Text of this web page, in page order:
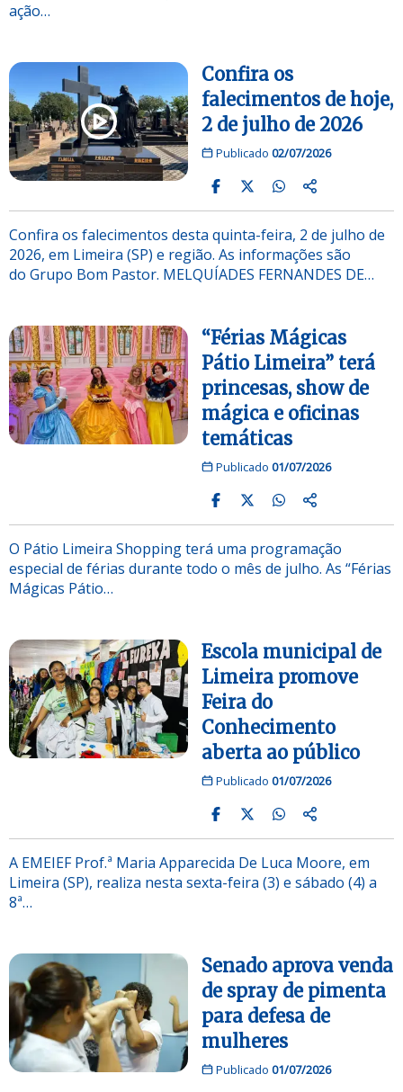
ação…
Confira os
falecimentos de hoje,
2 de julho de 2026
Publicado 02/07/2026
Confira os falecimentos desta quinta-feira, 2 de julho de
2026, em Limeira (SP) e região. As informações são
do Grupo Bom Pastor. MELQUÍADES FERNANDES DE…
“Férias Mágicas
Pátio Limeira” terá
princesas, show de
mágica e oficinas
temáticas
Publicado 01/07/2026
O Pátio Limeira Shopping terá uma programação
especial de férias durante todo o mês de julho. As “Férias
Mágicas Pátio…
Escola municipal de
Limeira promove
Feira do
Conhecimento
aberta ao público
Publicado 01/07/2026
A EMEIEF Prof.ª Maria Apparecida De Luca Moore, em
Limeira (SP), realiza nesta sexta-feira (3) e sábado (4) a
8ª…
Senado aprova venda
de spray de pimenta
para defesa de
mulheres
Publicado 01/07/2026